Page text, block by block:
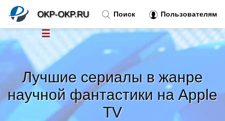
Лучшие сериалы в жанре
научной фантастики на Apple
TV
Поиск Пользователям
OKP-OKP.RU
☰
Новости
Тренды новостей»
»